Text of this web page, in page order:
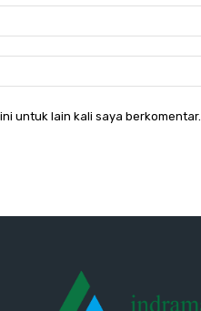
untuk lain kali saya berkomentar.